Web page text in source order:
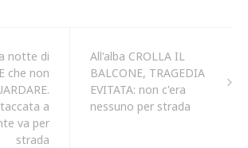
notte di
che non
a
va per
strada
All'alba CROLLA IL
BALCONE, TRAGEDIA
EVITATA: non c'era
nessuno per strada